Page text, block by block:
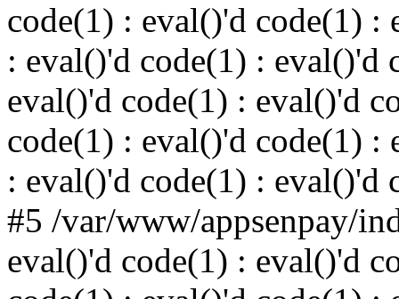
code(1) : eval()'d code(1) :
: eval()'d code(1) : eval()'d
eval()'d code(1) : eval()'d
code(1) : eval()'d code(1) :
: eval()'d code(1) : eval()'d
#5 /var/www/appsenpay/
eval()'d code(1) : eval()'d